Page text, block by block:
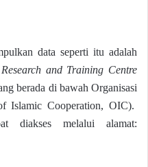
data seperti itu adalah
and Training Centre
berada di bawah Organisasi
Islamic Cooperation, OIC).
diakses melalui alamat: